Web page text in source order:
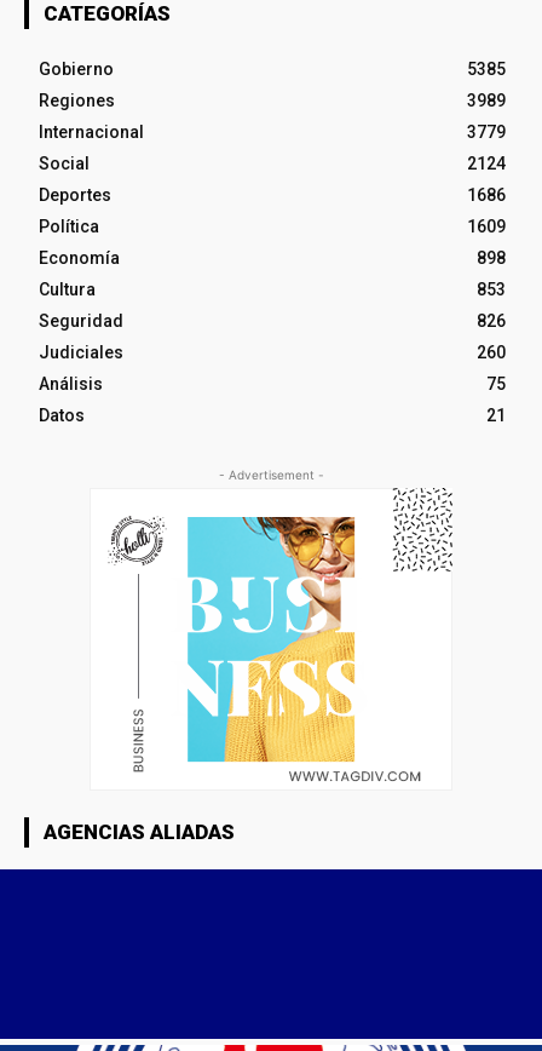
CATEGORÍAS
Gobierno
5385
Regiones
3989
Internacional
3779
Social
2124
Deportes
1686
Política
1609
Economía
898
Cultura
853
Seguridad
826
Judiciales
260
Análisis
75
Datos
21
- Advertisement -
AGENCIAS ALIADAS